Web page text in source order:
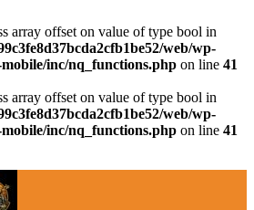
array offset on value of type bool in
web/wp-
inc/nq_functions.php on line 41
array offset on value of type bool in
web/wp-
inc/nq_functions.php on line 41